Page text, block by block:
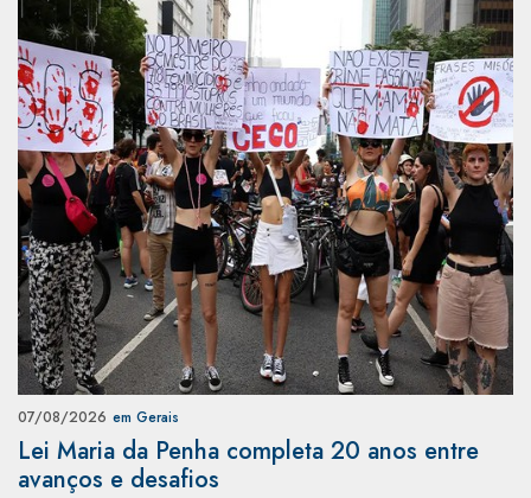
07/08/2026 em Gerais
Lei Maria da Penha completa 20 anos entre
avanços e desafios